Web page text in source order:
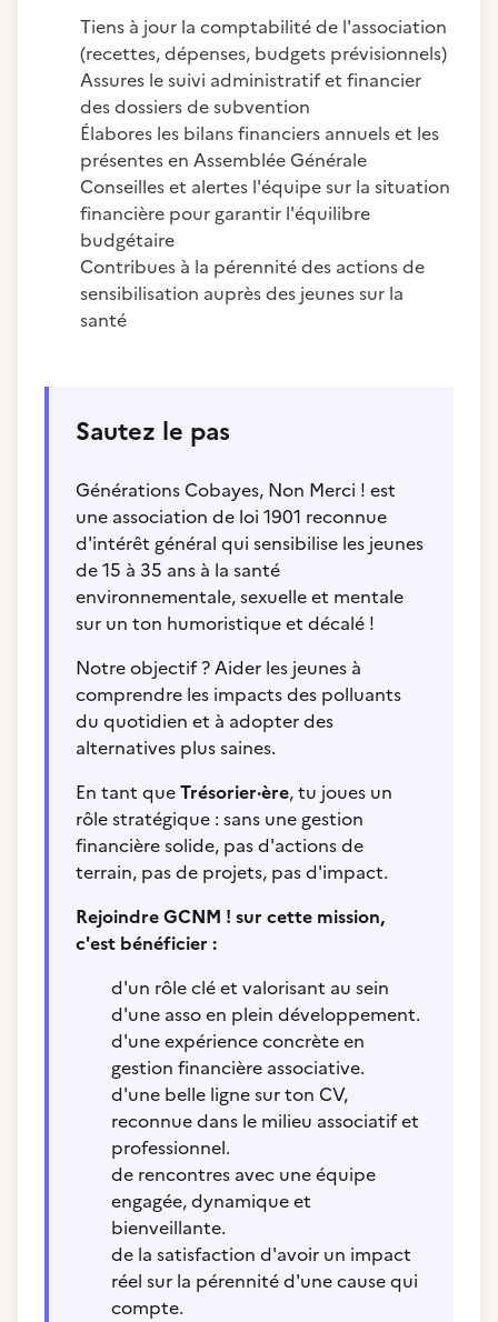
Tiens à jour la comptabilité de l'association
(recettes, dépenses, budgets prévisionnels)
Assures le suivi administratif et financier
des dossiers de subvention
Élabores les bilans financiers annuels et les
présentes en Assemblée Générale
Conseilles et alertes l'équipe sur la situation
financière pour garantir l'équilibre
budgétaire
Contribues à la pérennité des actions de
sensibilisation auprès des jeunes sur la
santé
Sautez le pas
Générations Cobayes, Non Merci ! est
une association de loi 1901 reconnue
d'intérêt général qui sensibilise les jeunes
de 15 à 35 ans à la santé
environnementale, sexuelle et mentale
sur un ton humoristique et décalé !
Notre objectif ? Aider les jeunes à
comprendre les impacts des polluants
du quotidien et à adopter des
alternatives plus saines.
En tant queTrésorier·ère, tu joues un
rôle stratégique : sans une gestion
financière solide, pas d'actions de
terrain, pas de projets, pas d'impact.
Rejoindre GCNM ! sur cette mission,
c'est bénéficier :
d'un rôle clé et valorisant au sein
d'une asso en plein développement.
d'une expérience concrète en
gestion financière associative.
d'une belle ligne sur ton CV,
reconnue dans le milieu associatif et
professionnel.
de rencontres avec une équipe
engagée, dynamique et
bienveillante.
de la satisfaction d'avoir un impact
réel sur la pérennité d'une cause qui
compte.